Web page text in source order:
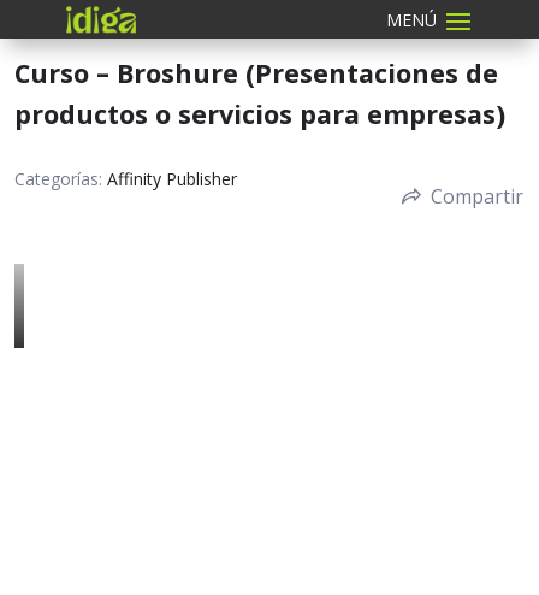
Curso – Broshure (Presentaciones de
productos o servicios para empresas)
Categorías: Affinity Publisher
Compartir